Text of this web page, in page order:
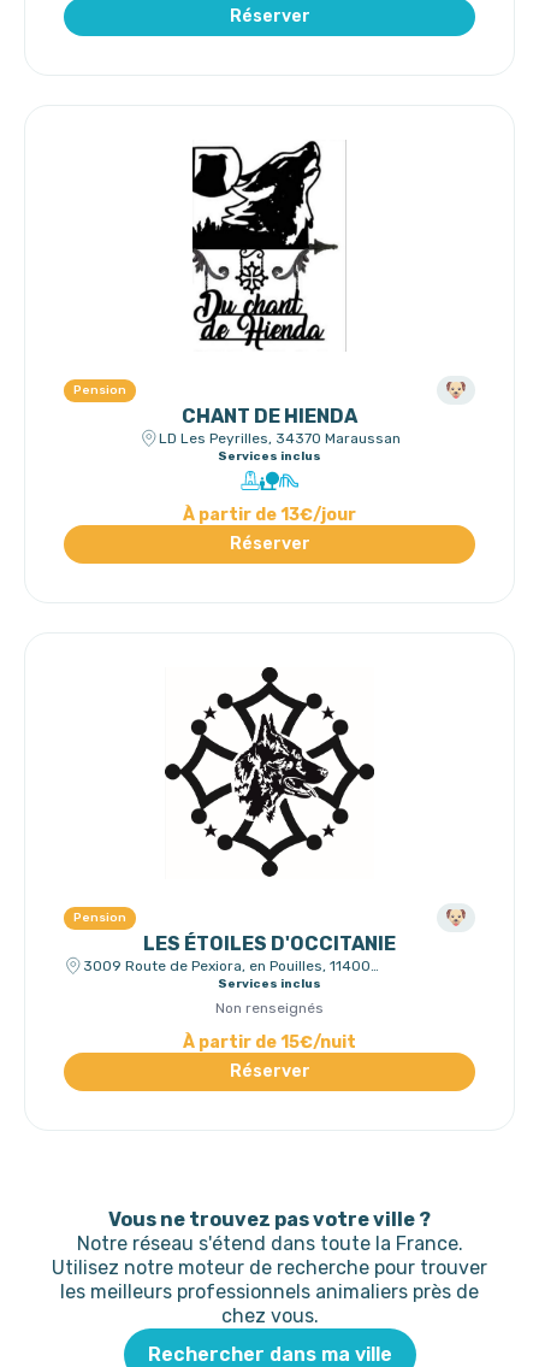
Réserver
Pension
CHANT DE HIENDA
LD Les Peyrilles, 34370 Maraussan
Services inclus
À partir de 13€/jour
Réserver
Pension
LES ÉTOILES D'OCCITANIE
3009 Route de Pexiora, en Pouilles, 11400
Services inclus
Non renseignés
À partir de 15€/nuit
Réserver
Vous ne trouvez pas votre ville ?
Notre réseau s'étend dans toute la France.
Utilisez notre moteur de recherche pour trouver
les meilleurs professionnels animaliers près de
chez vous.
Rechercher dans ma ville